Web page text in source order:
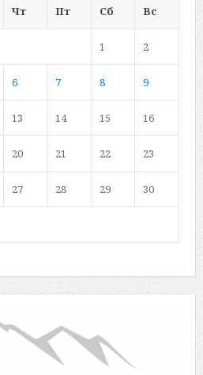
Чт Пт Сб Вс
1 2
6 7 8 9
13 14 15 16
20 21 22 23
27 28 29 30